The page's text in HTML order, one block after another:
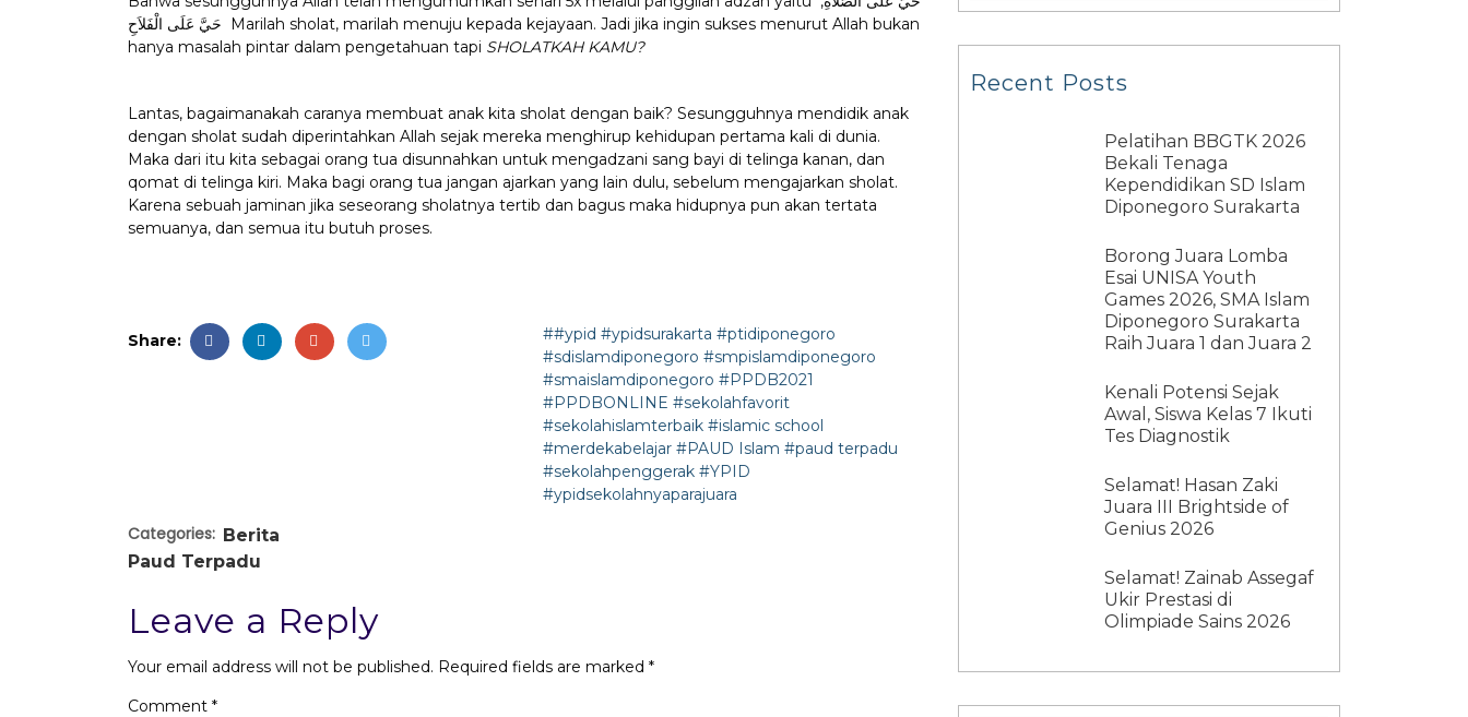
حَيَّ عَلَى الْفَلاَحِ Marilah sholat, marilah menuju kepada kejayaan. Jadi jika ingin sukses menurut Allah bukan
hanya masalah pintar dalam pengetahuan tapi SHOLATKAH KAMU?
Lantas, bagaimanakah caranya membuat anak kita sholat dengan baik? Sesungguhnya mendidik anak
dengan sholat sudah diperintahkan Allah sejak mereka menghirup kehidupan pertama kali di dunia.
Maka dari itu kita sebagai orang tua disunnahkan untuk mengadzani sang bayi di telinga kanan, dan
qomat di telinga kiri. Maka bagi orang tua jangan ajarkan yang lain dulu, sebelum mengajarkan sholat.
Karena sebuah jaminan jika seseorang sholatnya tertib dan bagus maka hidupnya pun akan tertata
semuanya, dan semua itu butuh proses.
Share:
##ypid #ypidsurakarta #ptidiponegoro
#sdislamdiponegoro #smpislamdiponegoro
#smaislamdiponegoro #PPDB2021
#PPDBONLINE #sekolahfavorit
#sekolahislamterbaik #islamic school
#merdekabelajar #PAUD Islam #paud terpadu
#sekolahpenggerak #YPID
#ypidsekolahnyaparajuara
Categories: Berita
Paud Terpadu
Leave a Reply
Your email address will not be published. Required fields are marked *
Comment *
Recent Posts
Pelatihan BBGTK 2026
Bekali Tenaga
Kependidikan SD Islam
Diponegoro Surakarta
Borong Juara Lomba
Esai UNISA Youth
Games 2026, SMA Islam
Diponegoro Surakarta
Raih Juara 1 dan Juara 2
Kenali Potensi Sejak
Awal, Siswa Kelas 7 Ikuti
Tes Diagnostik
Selamat! Hasan Zaki
Juara III Brightside of
Genius 2026
Selamat! Zainab Assegaf
Ukir Prestasi di
Olimpiade Sains 2026